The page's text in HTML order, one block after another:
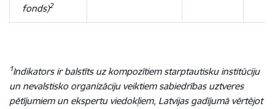
fonds)2
1Indikators ir balstīts uz kompozītiem starptautisku institūciju
un nevalstisko organizāciju veiktiem sabiedrības uztveres
pētījumiem un ekspertu viedokļiem, Latvijas gadījumā vērtējot